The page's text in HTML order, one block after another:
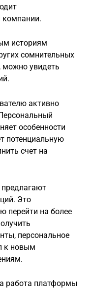
компании.
историям
сомнительных
можно увидеть
активно
особенности
потенциальную
счет на
предлагают
Это
перейти на более
персональное
к новым
работа платформы